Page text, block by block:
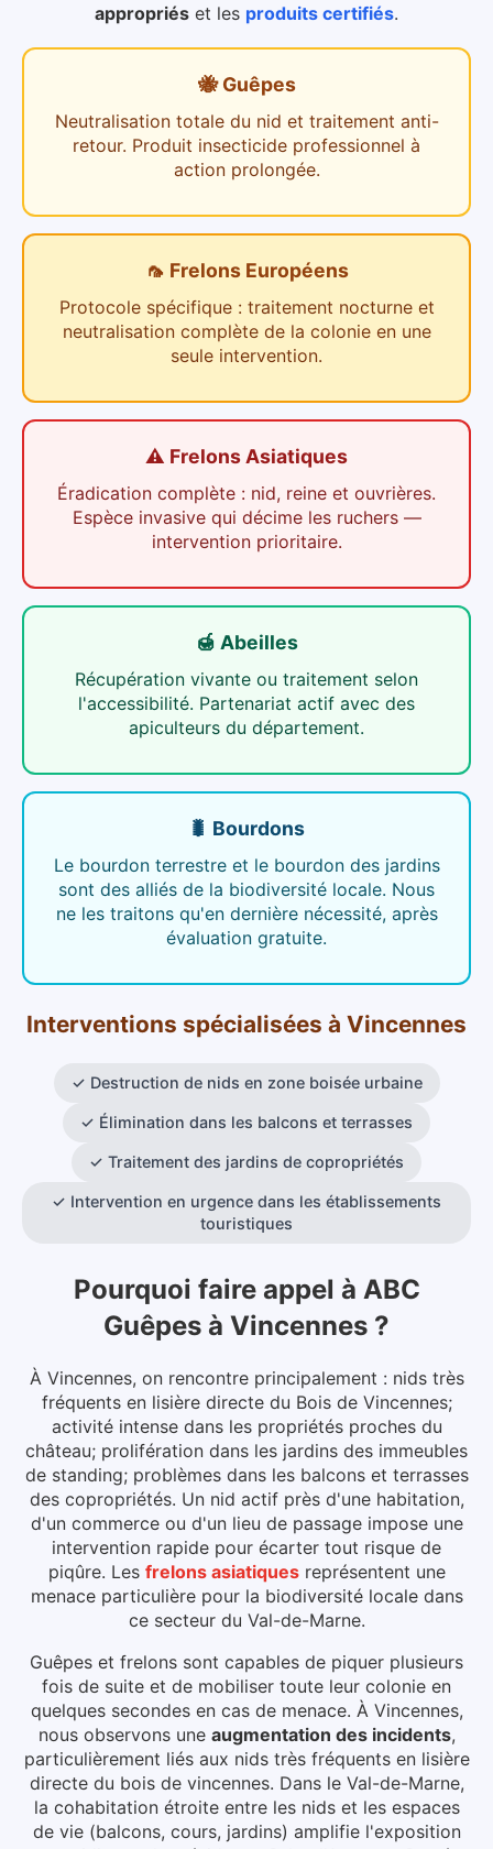
appropriés et les produits certifiés.
🐝 Guêpes
Neutralisation totale du nid et traitement anti-
retour. Produit insecticide professionnel à
action prolongée.
🦟 Frelons Européens
Protocole spécifique : traitement nocturne et
neutralisation complète de la colonie en une
seule intervention.
⚠️ Frelons Asiatiques
Éradication complète : nid, reine et ouvrières.
Espèce invasive qui décime les ruchers —
intervention prioritaire.
🍯 Abeilles
Récupération vivante ou traitement selon
l'accessibilité. Partenariat actif avec des
apiculteurs du département.
🐛 Bourdons
Le bourdon terrestre et le bourdon des jardins
sont des alliés de la biodiversité locale. Nous
ne les traitons qu'en dernière nécessité, après
évaluation gratuite.
Interventions spécialisées à Vincennes
✓ Destruction de nids en zone boisée urbaine
✓ Élimination dans les balcons et terrasses
✓ Traitement des jardins de copropriétés
✓ Intervention en urgence dans les établissements
touristiques
Pourquoi faire appel à ABC
Guêpes à Vincennes ?
À Vincennes, on rencontre principalement : nids très
fréquents en lisière directe du Bois de Vincennes;
activité intense dans les propriétés proches du
château; prolifération dans les jardins des immeubles
de standing; problèmes dans les balcons et terrasses
des copropriétés. Un nid actif près d'une habitation,
d'un commerce ou d'un lieu de passage impose une
intervention rapide pour écarter tout risque de
piqûre. Les frelons asiatiques représentent une
menace particulière pour la biodiversité locale dans
ce secteur du Val-de-Marne.
Guêpes et frelons sont capables de piquer plusieurs
fois de suite et de mobiliser toute leur colonie en
quelques secondes en cas de menace. À Vincennes,
nous observons une augmentation des incidents,
particulièrement liés aux nids très fréquents en lisière
directe du bois de vincennes. Dans le Val-de-Marne,
la cohabitation étroite entre les nids et les espaces
de vie (balcons, cours, jardins) amplifie l'exposition